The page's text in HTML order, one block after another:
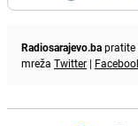
Radiosarajevo.bapratite
mreža Twitter |